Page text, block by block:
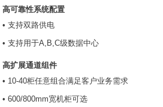
高可靠性系统配置
• 支持双路供电
• 支持用于A,B,C级数据中心
高扩展通道组件
• 10-40柜任意组合满足客户业务需求
• 600/800mm宽机柜可选